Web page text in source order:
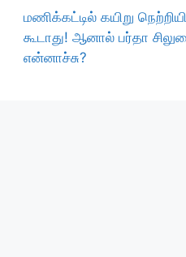
மணிக்கட்டில் கயிறு
கூடாது! ஆனால் பர்தா
என்னாச்சு?